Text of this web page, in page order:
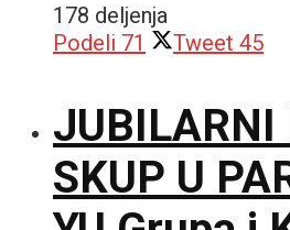
178 deljenja
Podeli 71 Tweet 45
JUBILARNI
SKUP U